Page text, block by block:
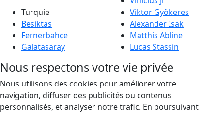
Turquie
Besiktas
Fernerbahçe
Galatasaray
Viktor Gyökeres
Alexander Isak
Matthis Abline
Lucas Stassin
Nous respectons votre vie privée
Nous utilisons des cookies pour améliorer votre
navigation, diffuser des publicités ou contenus
personnalisés, et analyser notre trafic. En poursuivant